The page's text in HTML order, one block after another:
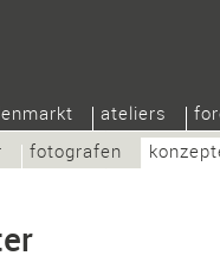
fotografen
ateliers